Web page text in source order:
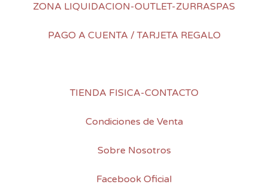
ZONA LIQUIDACION-OUTLET-ZURRASPAS
PAGO A CUENTA / TARJETA REGALO
TIENDA FISICA-CONTACTO
Condiciones de Venta
Sobre Nosotros
Facebook Oficial